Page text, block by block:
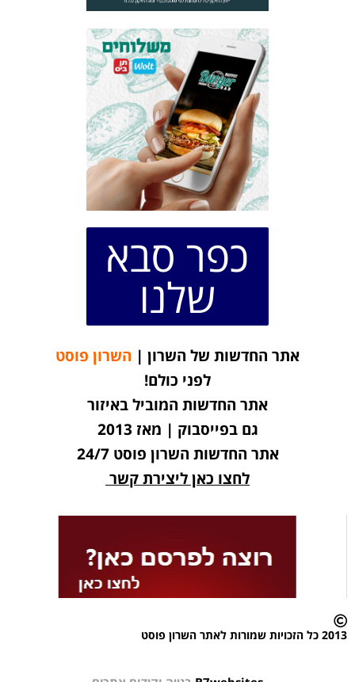
כפר סבא
שלנו
אתר החדשות של השרון | השרון פוסט
לפני כולם!
אתר החדשות המוביל באיזור
גם בפייסבוק | מאז 2013
אתר החדשות השרון פוסט 24/7
לחצו כאן ליצירת קשר
2013 כל הזכויות שמורות לאתר השרון פוסט